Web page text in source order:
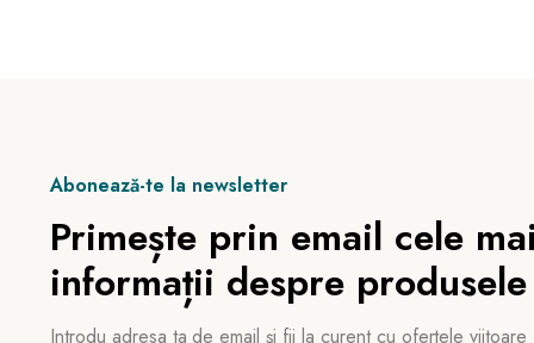
Abonează-te la newsletter
Primește prin email cele
informații despre
Introdu adresa ta de email și fii la curent cu ofertele viitoare